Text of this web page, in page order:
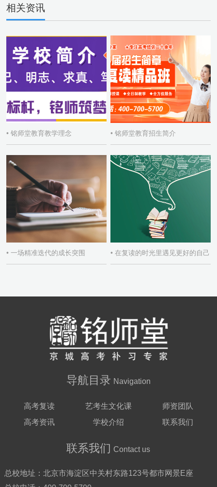
相关资讯
• 铭师堂教育教学理念 • 铭师堂教育招生简介
• 一场精准迭代的成长突围 • 在复读的时光里遇见更好的自己
导航目录 Navigation
高考复读 艺考生文化课
师资团队
高考资讯
学校介绍 联系我们
联系我们 Contact us
总校地址： 北京市海淀区中关村东路123号都市网景E座